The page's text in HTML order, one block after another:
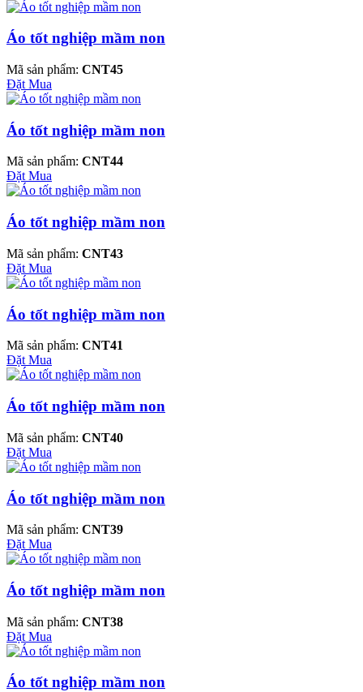
Áo tốt nghiệp mầm non
Mã sản phẩm: CNT45
Đặt Mua
Áo tốt nghiệp mầm non
Mã sản phẩm: CNT44
Đặt Mua
Áo tốt nghiệp mầm non
Mã sản phẩm: CNT43
Đặt Mua
Áo tốt nghiệp mầm non
Mã sản phẩm: CNT41
Đặt Mua
Áo tốt nghiệp mầm non
Mã sản phẩm: CNT40
Đặt Mua
Áo tốt nghiệp mầm non
Mã sản phẩm: CNT39
Đặt Mua
Áo tốt nghiệp mầm non
Mã sản phẩm: CNT38
Đặt Mua
Áo tốt nghiệp mầm non